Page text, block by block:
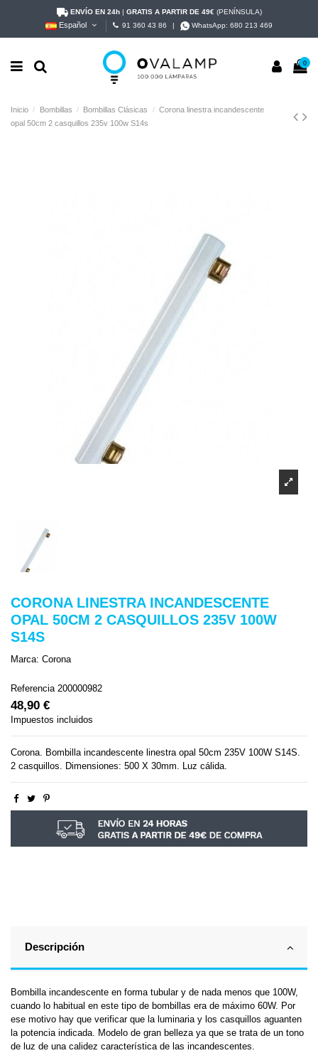
ENVÍO EN 24h| GRATIS A PARTIR DE 49€ (PENÍNSULA)
Español 91 360 43 86 WhatsApp:680 213 469
0
Inicio Bombillas Bombillas Clásicas
Corona linestra incandescente
opal 50cm 2 casquillos 235v 100w S14s
CORONA LINESTRA INCANDESCENTE
OPAL 50CM 2 CASQUILLOS 235V 100W
S14S
Marca: Corona
Referencia 200000982
48,90 €
Impuestos incluidos
Corona. Bombilla incandescente linestra opal 50cm 235V 100W S14S.
2 casquillos. Dimensiones: 500 X 30mm. Luz cálida.
Descripción
Bombilla incandescente en forma tubular y de nada menos que 100W,
cuando lo habitual en este tipo de bombillas era de máximo 60W. Por
ese motivo hay que verificar que la luminaria y los casquillos aguanten
la potencia indicada. Modelo de gran belleza ya que se trata de un tono
de luz de una calidez característica de las incandescentes.